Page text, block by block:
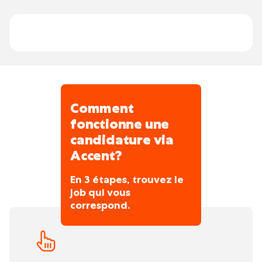
Comment
fonctionne une
candidature via
Accent?
En 3 étapes, trouvez le
job qui vous
correspond.